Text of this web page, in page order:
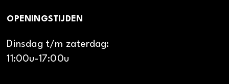
OPENINGSTIJDEN
Dinsdag t/m zaterdag:
11:00u-17:00u